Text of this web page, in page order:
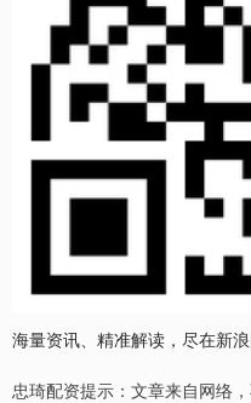
海量资讯、精准解读，尽在新
忠琦配资提示：文章来自网络，